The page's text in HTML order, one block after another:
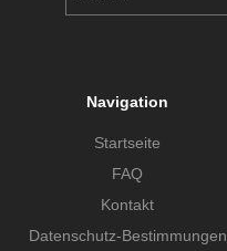
Navigation
Startseite
FAQ
Kontakt
Datenschutz-Bestimmungen